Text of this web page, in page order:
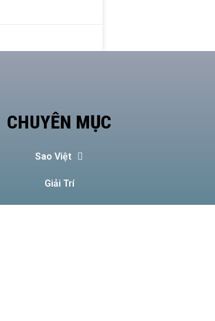
CHUYÊN MỤC
Sao Việt
Giải Trí